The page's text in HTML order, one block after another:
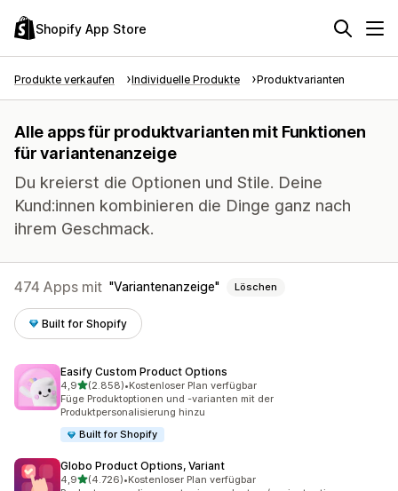
Shopify App Store
Produkte verkaufen Individuelle Produkte Produktvarianten
Alle apps für produktvarianten mit Funktionen
für variantenanzeige
Du kreierst die Optionen und Stile. Deine
Kund:innen kombinieren die Dinge ganz nach
ihrem Geschmack.
474 Apps mit Variantenanzeige Löschen
Built for Shopify
Easify Custom Product Options
4,9von 5 Sternen
(2.858)
2858 Rezensionen insgesamt
•Kostenloser Plan verfügbar
Füge Produktoptionen und -varianten mit der
Produktpersonalisierung hinzu
Built for Shopify
Globo Product Options, Variant
4,9von 5 Sternen
(4.726)
4726 Rezensionen insgesamt
•Kostenloser Plan verfügbar